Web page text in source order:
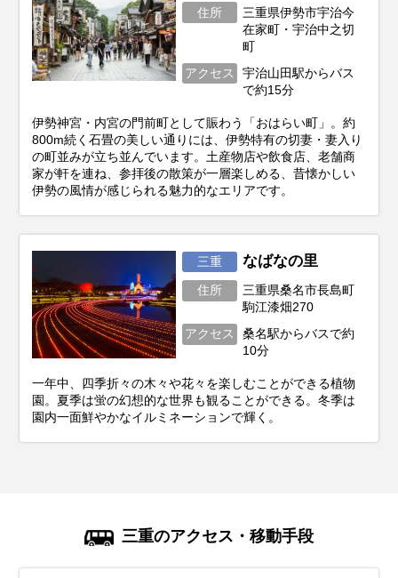
住所
三重県伊勢市宇治今
在家町・宇治中之切
町
アクセス
宇治山田駅からバス
で約15分
伊勢神宮・内宮の門前町として賑わう「おはらい町」。約
800m続く石畳の美しい通りには、伊勢特有の切妻・妻入り
の町並みが立ち並んでいます。土産物店や飲食店、老舗商
家が軒を連ね、参拝後の散策が一層楽しめる、昔懐かしい
伊勢の風情が感じられる魅力的なエリアです。
三重 なばなの里
住所
三重県桑名市長島町
駒江漆畑270
アクセス
桑名駅からバスで約
10分
一年中、四季折々の木々や花々を楽しむことができる植物
園。夏季は蛍の幻想的な世界も観ることができる。冬季は
園内一面鮮やかなイルミネーションで輝く。
三重のアクセス・移動手段